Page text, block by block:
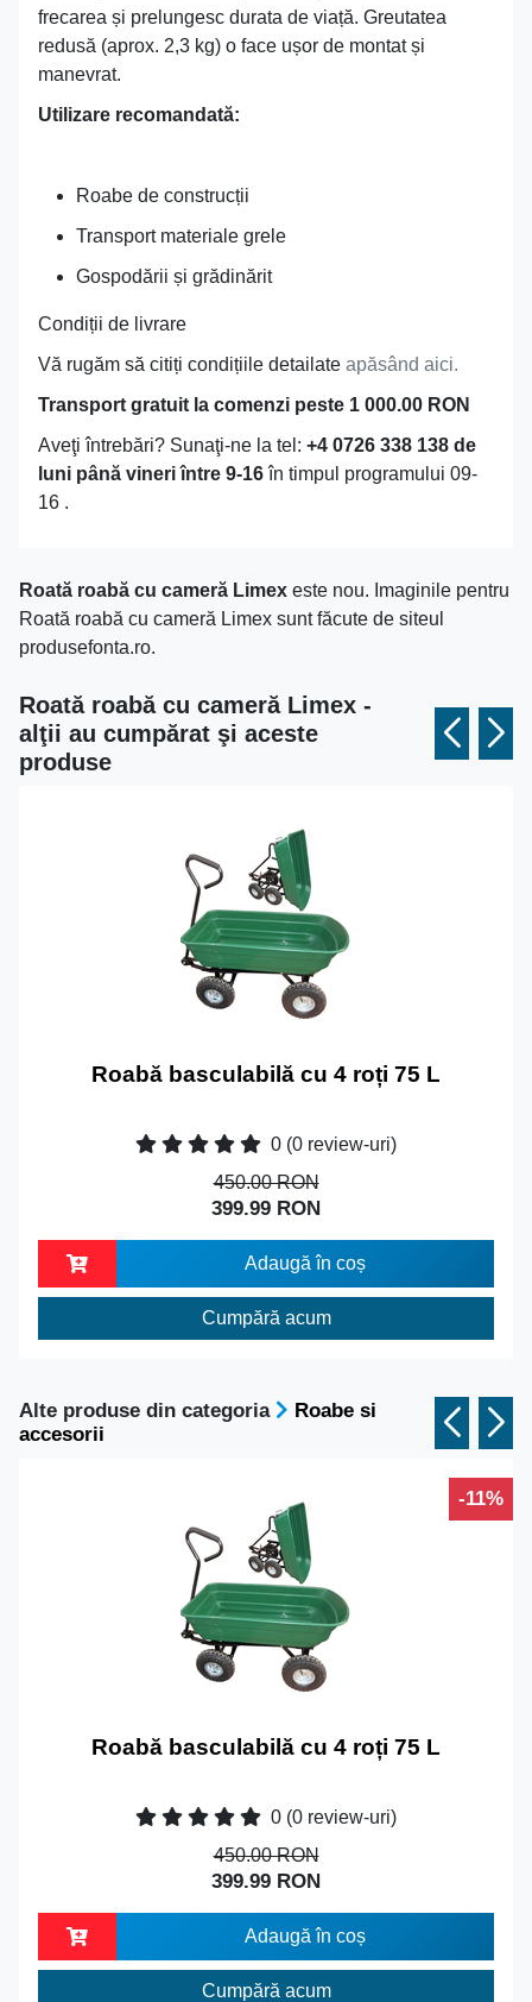
frecarea și prelungesc durata de viață. Greutatea
redusă (aprox. 2,3 kg) o face ușor de montat și
manevrat.
Utilizare recomandată:
Roabe de construcții
Transport materiale grele
Gospodării și grădinărit
Condiții de livrare
Vă rugăm să citiți condițiile detailate apăsând aici.
Transport gratuit la comenzi peste 1 000.00 RON
Aveţi întrebări? Sunaţi-ne la tel: +4 0726 338 138 de
luni până vineri între 9-16în timpul programului 09-
16 .
Roată roabă cu cameră Limex este nou. Imaginile pentru
Roată roabă cu cameră Limex sunt făcute de siteul
produsefonta.ro.
Roată roabă cu cameră Limex -
alţii au cumpărat şi aceste
produse
Roabă basculabilă cu 4 roți 75 L
0 (0 review-uri)
450.00 RON
399.99 RON
Adaugă în coș
Cumpără acum
Alte produse din categoria
Roabe si
accesorii
-11%
Roabă basculabilă cu 4 roți 75 L
0 (0 review-uri)
450.00 RON
399.99 RON
Adaugă în coș
Cumpără acum